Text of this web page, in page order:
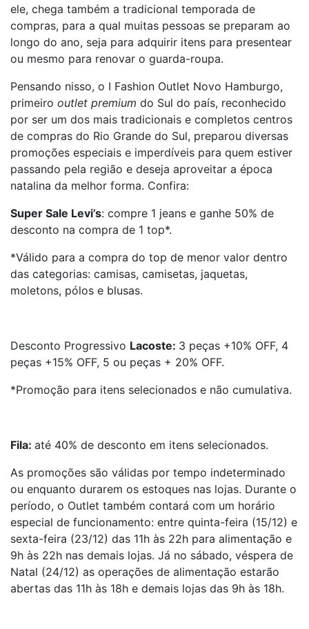
ele, chega também a tradicional temporada de
compras, para a qual muitas pessoas se preparam ao
longo do ano, seja para adquirir itens para presentear
ou mesmo para renovar o guarda-roupa.
Pensando nisso, o I Fashion Outlet Novo Hamburgo,
primeiro outlet premium do Sul do país, reconhecido
por ser um dos mais tradicionais e completos centros
de compras do Rio Grande do Sul, preparou diversas
promoções especiais e imperdíveis para quem estiver
passando pela região e deseja aproveitar a época
natalina da melhor forma. Confira:
Super Sale Levi’s: compre 1 jeans e ganhe 50% de
desconto na compra de 1 top*.
*Válido para a compra do top de menor valor dentro
das categorias: camisas, camisetas, jaquetas,
moletons, pólos e blusas.
Desconto Progressivo Lacoste: 3 peças +10% OFF, 4
peças +15% OFF, 5 ou peças + 20% OFF.
*Promoção para itens selecionados e não cumulativa.
Fila: até 40% de desconto em itens selecionados.
As promoções são válidas por tempo indeterminado
ou enquanto durarem os estoques nas lojas. Durante o
período, o Outlet também contará com um horário
especial de funcionamento: entre quinta-feira (15/12) e
sexta-feira (23/12) das 11h às 22h para alimentação e
9h às 22h nas demais lojas. Já no sábado, véspera de
Natal (24/12) as operações de alimentação estarão
abertas das 11h às 18h e demais lojas das 9h às 18h.